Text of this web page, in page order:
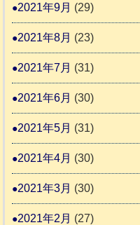
2021年9月 (29)
2021年8月 (23)
2021年7月 (31)
2021年6月 (30)
2021年5月 (31)
2021年4月 (30)
2021年3月 (30)
2021年2月 (27)